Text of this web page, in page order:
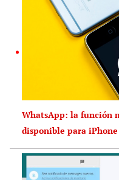
WhatsApp: la función
disponible para iPhone